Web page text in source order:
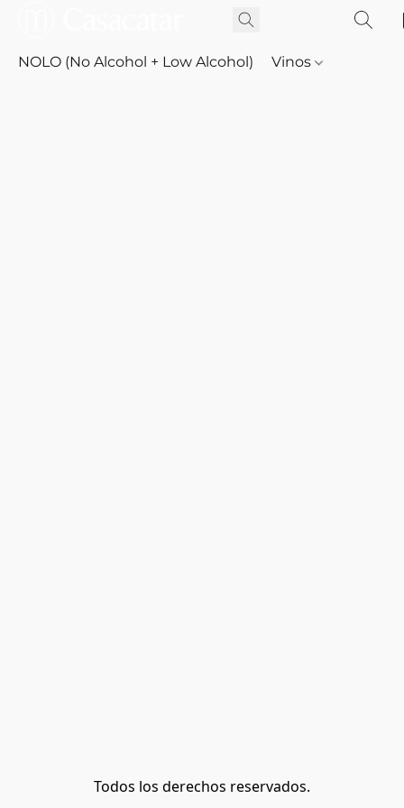
NOLO (No Alcohol + Low Alcohol) Vinos
Todos los derechos reservados.